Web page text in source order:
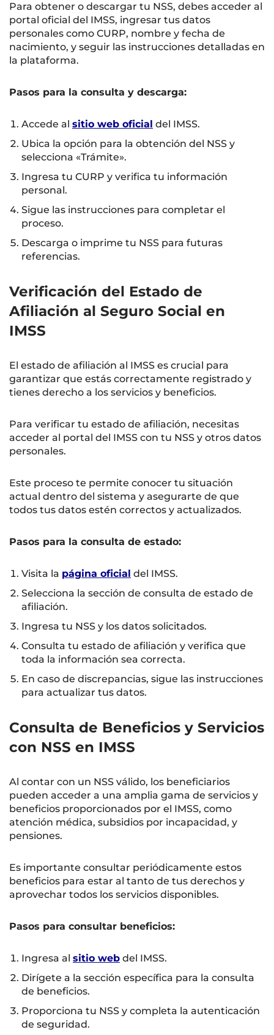
Para obtener o descargar tu NSS, debes acceder al
portal oficial del IMSS, ingresar tus datos
personales como CURP, nombre y fecha de
nacimiento, y seguir las instrucciones detalladas en
la plataforma.
Pasos para la consulta y descarga:
Accede al sitio web oficial del IMSS.
Ubica la opción para la obtención del NSS y
selecciona «Trámite».
Ingresa tu CURP y verifica tu información
personal.
Sigue las instrucciones para completar el
proceso.
Descarga o imprime tu NSS para futuras
referencias.
Verificación del Estado de
Afiliación al Seguro Social en
IMSS
El estado de afiliación al IMSS es crucial para
garantizar que estás correctamente registrado y
tienes derecho a los servicios y beneficios.
Para verificar tu estado de afiliación, necesitas
acceder al portal del IMSS con tu NSS y otros datos
personales.
Este proceso te permite conocer tu situación
actual dentro del sistema y asegurarte de que
todos tus datos estén correctos y actualizados.
Pasos para la consulta de estado:
Visita la página oficial del IMSS.
Selecciona la sección de consulta de estado de
afiliación.
Ingresa tu NSS y los datos solicitados.
Consulta tu estado de afiliación y verifica que
toda la información sea correcta.
En caso de discrepancias, sigue las instrucciones
para actualizar tus datos.
Consulta de Beneficios y Servicios
con NSS en IMSS
Al contar con un NSS válido, los beneficiarios
pueden acceder a una amplia gama de servicios y
beneficios proporcionados por el IMSS, como
atención médica, subsidios por incapacidad, y
pensiones.
Es importante consultar periódicamente estos
beneficios para estar al tanto de tus derechos y
aprovechar todos los servicios disponibles.
Pasos para consultar beneficios:
Ingresa al sitio web del IMSS.
Dirígete a la sección específica para la consulta
de beneficios.
Proporciona tu NSS y completa la autenticación
de seguridad.